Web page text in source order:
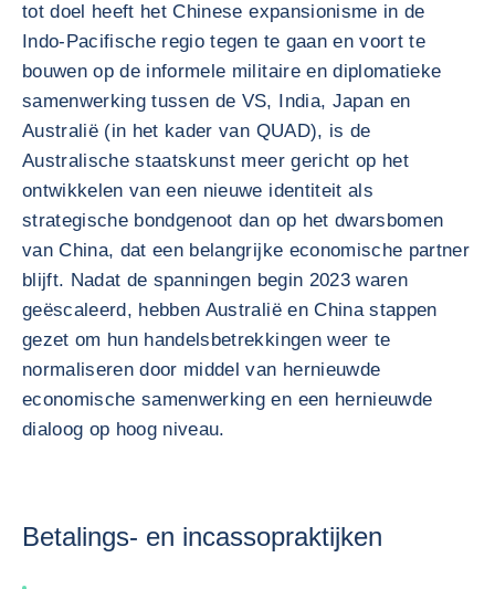
tot doel heeft het Chinese expansionisme in de
Indo-Pacifische regio tegen te gaan en voort te
bouwen op de informele militaire en diplomatieke
samenwerking tussen de VS, India, Japan en
Australië (in het kader van QUAD), is de
Australische staatskunst meer gericht op het
ontwikkelen van een nieuwe identiteit als
strategische bondgenoot dan op het dwarsbomen
van China, dat een belangrijke economische partner
blijft. Nadat de spanningen begin 2023 waren
geëscaleerd, hebben Australië en China stappen
gezet om hun handelsbetrekkingen weer te
normaliseren door middel van hernieuwde
economische samenwerking en een hernieuwde
dialoog op hoog niveau.
Betalings- en incassopraktijken